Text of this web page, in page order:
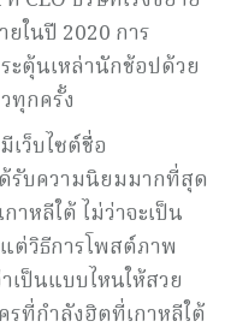
ในปี 2020 การ
ะตุ้นเหล่านักช้อปด้วย
ทุกครั้ง
ว็บไซต์ชื่อ
รับความนิยมมากที่สุด
หลีใต้ ไม่ว่าจะเป็น
ต่วิธีการโพสต์ภาพ
ป็นแบบไหนให้สวย
ที่กำลังฮิตที่เกาหลีใต้